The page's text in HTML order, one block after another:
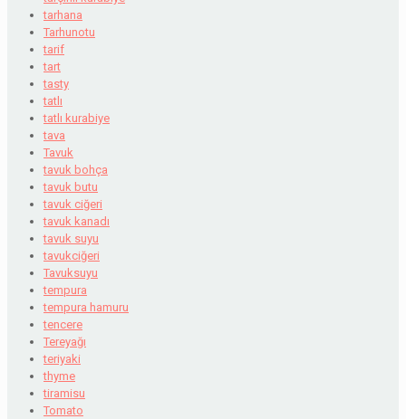
tarhana
Tarhunotu
tarif
tart
tasty
tatlı
tatlı kurabiye
tava
Tavuk
tavuk bohça
tavuk butu
tavuk ciğeri
tavuk kanadı
tavuk suyu
tavukciğeri
Tavuksuyu
tempura
tempura hamuru
tencere
Tereyağı
teriyaki
thyme
tiramisu
Tomato